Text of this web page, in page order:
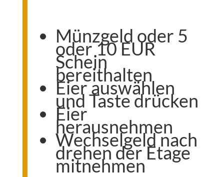
Münzgeld oder 5
oder 10 EUR
Schein
bereithalten
Eier auswählen
und Taste drücken
Eier
herausnehmen
Wechselgeld nach
drehen der Etage
mitnehmen